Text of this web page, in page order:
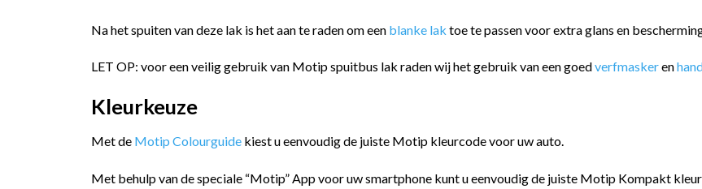
Na het spuiten van deze lak is het aan te raden om een blanke lak toe te passen voor extra glans en
LET OP: voor een veilig gebruik van Motip spuitbus lak raden wij het gebruik van een goedverfmaskeren
Kleurkeuze
Met de Motip Colourguide kiest u eenvoudig de juiste Motip kleurcode voor uw auto.
Met behulp van de speciale “Motip” App voor uw smartphone kunt u eenvoudig de juiste Motip Kompakt